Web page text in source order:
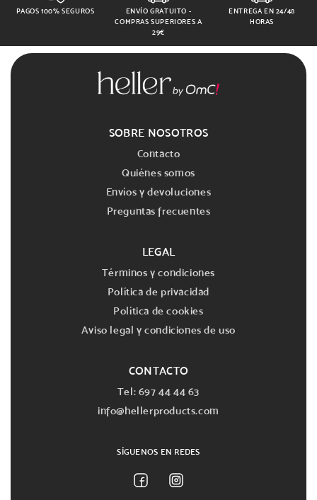
PAGOS 100% SEGUROS
ENVÍO GRATUITO -
COMPRAS SUPERIORES A
29€
ENTREGA EN 24/48
HORAS
SOBRE NOSOTROS
Contacto
Quiénes somos
Envíos y devoluciones
Preguntas frecuentes
LEGAL
Términos y condiciones
Política de privacidad
Política de cookies
Aviso legal y condiciones de uso
CONTACTO
Tel: 697 44 44 63
info@hellerproducts.com
SÍGUENOS EN REDES
FacebookInstagram